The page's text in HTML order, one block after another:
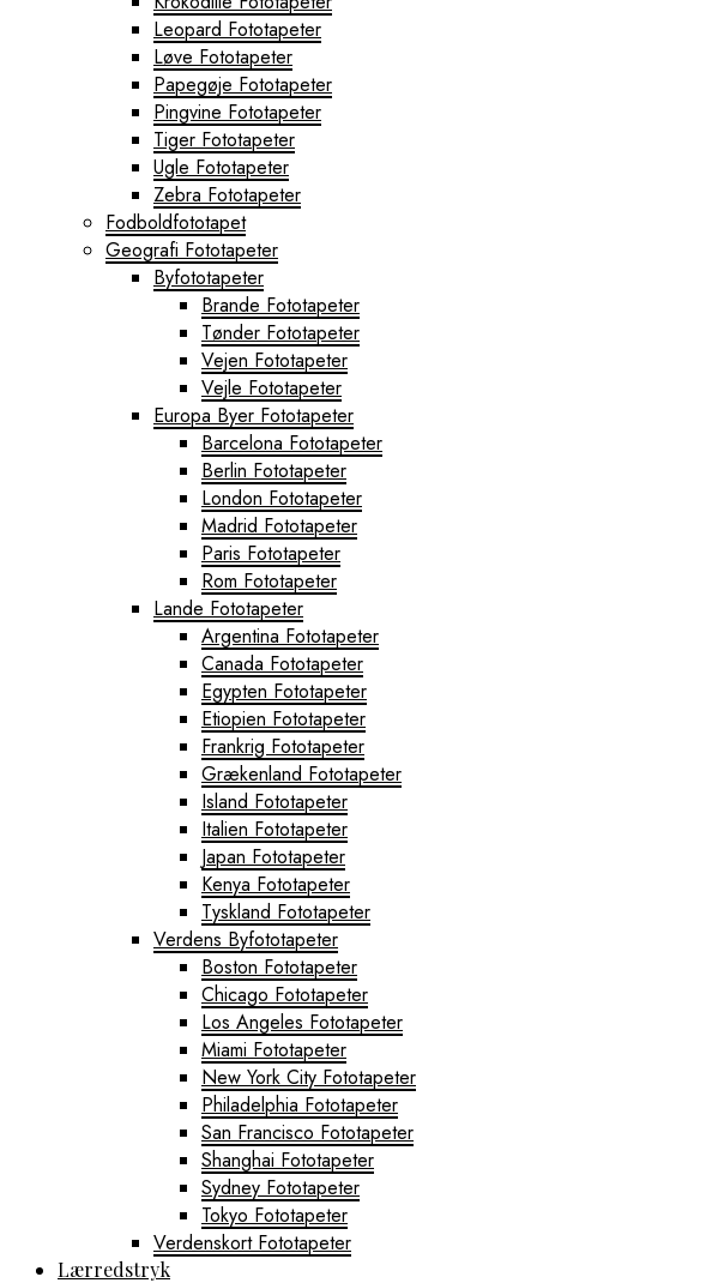
Leopard Fototapeter
Løve Fototapeter
Papegøje Fototapeter
Pingvine Fototapeter
Tiger Fototapeter
Ugle Fototapeter
Zebra Fototapeter
Fodboldfototapet
Geografi Fototapeter
Byfototapeter
Brande Fototapeter
Tønder Fototapeter
Vejen Fototapeter
Vejle Fototapeter
Europa Byer Fototapeter
Barcelona Fototapeter
Berlin Fototapeter
London Fototapeter
Madrid Fototapeter
Paris Fototapeter
Rom Fototapeter
Lande Fototapeter
Argentina Fototapeter
Canada Fototapeter
Egypten Fototapeter
Etiopien Fototapeter
Frankrig Fototapeter
Grækenland Fototapeter
Island Fototapeter
Italien Fototapeter
Japan Fototapeter
Kenya Fototapeter
Tyskland Fototapeter
Verdens Byfototapeter
Boston Fototapeter
Chicago Fototapeter
Los Angeles Fototapeter
Miami Fototapeter
New York City Fototapeter
Philadelphia Fototapeter
San Francisco Fototapeter
Shanghai Fototapeter
Sydney Fototapeter
Tokyo Fototapeter
Verdenskort Fototapeter
Lærredstryk